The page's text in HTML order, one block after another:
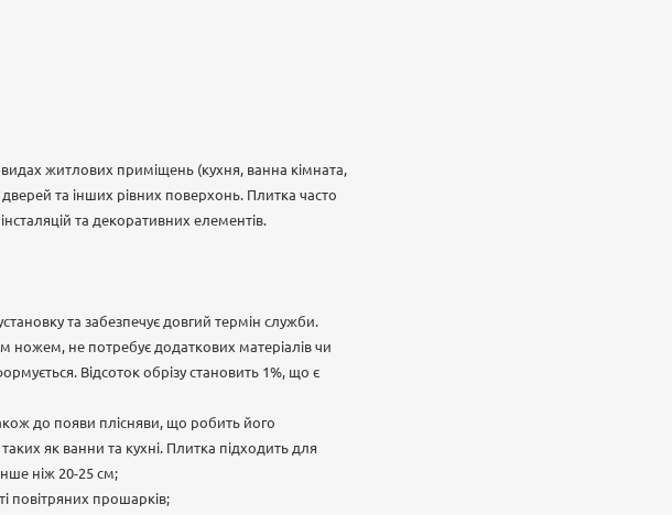
видах житлових приміщень (кухня, ванна кімната,
та інших рівних поверхонь. Плитка часто
та декоративних елементів.
та забезпечує довгий термін служби.
ножем, не потребує додаткових матеріалів чи
Відсоток обрізу становить 1%, що є
до появи плісняви, що робить його
як ванни та кухні. Плитка підходить для
ніж 20-25 см;
повітряних прошарків;